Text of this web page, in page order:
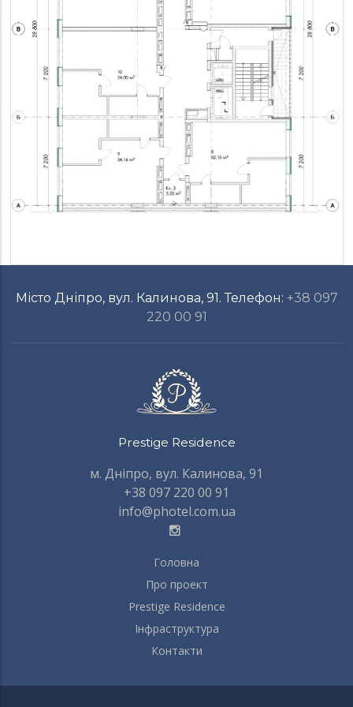
Місто Дніпро, вул. Калинова, 91. Телефон: +38 097
220 00 91
Prestige Residence
м. Дніпро, вул. Калинова, 91
+38 097 220 00 91
info@photel.com.ua
Головна
Про проект
Prestige Residence
Інфраструктура
Контакти